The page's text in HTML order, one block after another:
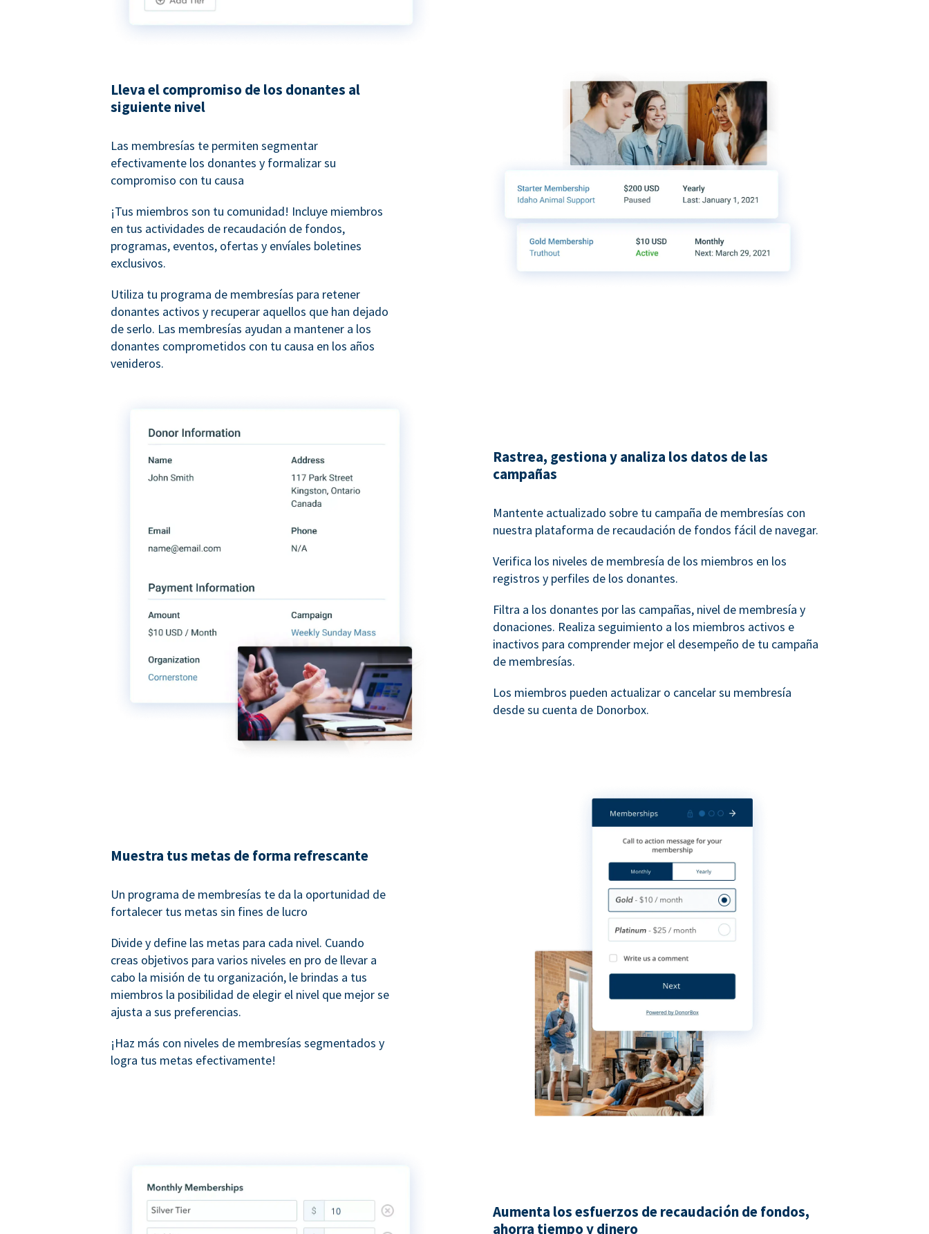
Lleva el compromiso de los donantes al
siguiente nivel
Las membresías te permiten segmentar
efectivamente los donantes y formalizar su
compromiso con tu causa
¡Tus miembros son tu comunidad! Incluye miembros
en tus actividades de recaudación de fondos,
programas, eventos, ofertas y envíales boletines
exclusivos.
Utiliza tu programa de membresías para retener
donantes activos y recuperar aquellos que han dejado
de serlo. Las membresías ayudan a mantener a los
donantes comprometidos con tu causa en los años
venideros.
Rastrea, gestiona y analiza los datos de las
campañas
Mantente actualizado sobre tu campaña de membresías con
nuestra plataforma de recaudación de fondos fácil de navegar.
Verifica los niveles de membresía de los miembros en los
registros y perfiles de los donantes.
Filtra a los donantes por las campañas, nivel de membresía y
donaciones. Realiza seguimiento a los miembros activos e
inactivos para comprender mejor el desempeño de tu campaña
de membresías.
Los miembros pueden actualizar o cancelar su membresía
desde su cuenta de Donorbox.
Muestra tus metas de forma refrescante
Un programa de membresías te da la oportunidad de
fortalecer tus metas sin fines de lucro
Divide y define las metas para cada nivel. Cuando
creas objetivos para varios niveles en pro de llevar a
cabo la misión de tu organización, le brindas a tus
miembros la posibilidad de elegir el nivel que mejor se
ajusta a sus preferencias.
¡Haz más con niveles de membresías segmentados y
logra tus metas efectivamente!
Aumenta los esfuerzos de recaudación de fondos,
ahorra tiempo y dinero